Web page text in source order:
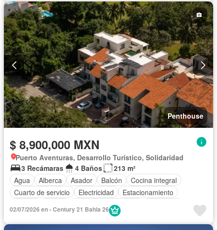
Aire acondicionado
Circuito cerrado de televisión
Electricidad
Azotea Jacuzzi Agua
Cancha de tenis
Televisión por cable
Gas natural Asador
Zonas verdes
Despacho
Vista panorámica
Recámara con closet
Caseta de vigilancia
Sauna Conserje Sin amueblar
Penthouse
$ 8,900,000 MXN
Puerto Aventuras, Desarrollo Turístico, Solidaridad
3 Recámaras
4 Baños
213 m²
Agua
Alberca Asador Balcón
Cocina integral
Cuarto de servicio
Electricidad
Estacionamiento
Recámara con closet
Completamente amueblado
02/07/2026 en - Century 21 Bahia 26